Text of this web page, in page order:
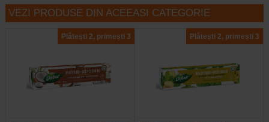
VEZI PRODUSE DIN ACEEASI CATEGORIE
Plătești 2, primești 3 Plătești 2, primești 3